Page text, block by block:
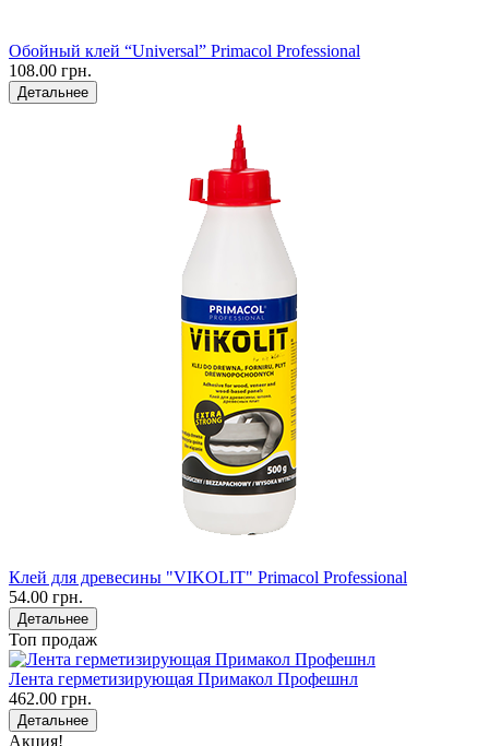
Обойный клей “Universal” Primacol Professional
108.00 грн.
Детальнее
Клей для древесины "VIKOLIT" Primacol Professional
54.00 грн.
Детальнее
Топ продаж
Лента герметизирующая Примакол Профешнл
462.00 грн.
Детальнее
Акция!